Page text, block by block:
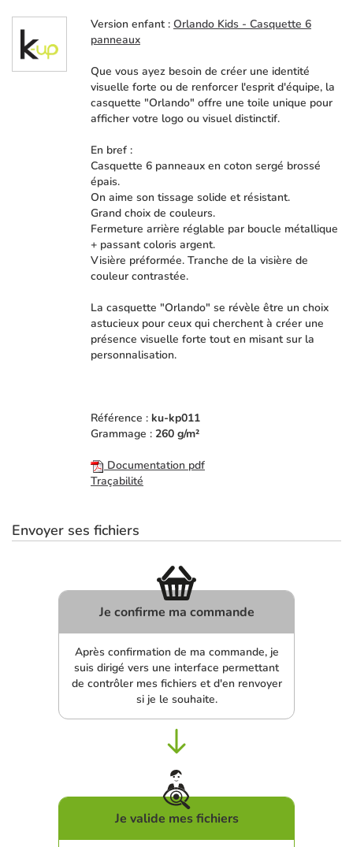
Version enfant : Orlando Kids - Casquette 6
panneaux
Que vous ayez besoin de créer une identité
visuelle forte ou de renforcer l'esprit d'équipe, la
casquette "Orlando" offre une toile unique pour
afficher votre logo ou visuel distinctif.
En bref :
Casquette 6 panneaux en coton sergé brossé
épais.
On aime son tissage solide et résistant.
Grand choix de couleurs.
Fermeture arrière réglable par boucle métallique
+ passant coloris argent.
Visière préformée. Tranche de la visière de
couleur contrastée.
La casquette "Orlando" se révèle être un choix
astucieux pour ceux qui cherchent à créer une
présence visuelle forte tout en misant sur la
personnalisation.
Référence : ku-kp011
Grammage : 260 g/m²
Documentation pdf
Traçabilité
Envoyer ses fichiers
Je confirme ma commande
Après confirmation de ma commande, je
suis dirigé vers une interface permettant
de contrôler mes fichiers et d'en renvoyer
si je le souhaite.
Je valide mes fichiers